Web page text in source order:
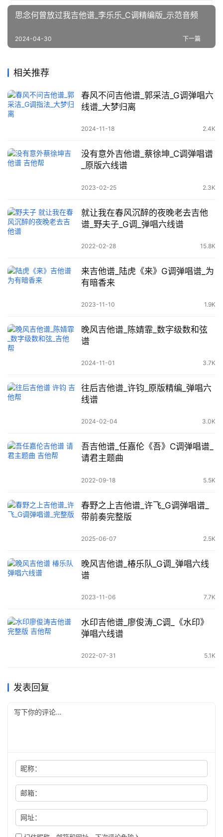
思念何曾放过我吉他谱_李乐乐_C调精编版_示范音频
下一篇
2024-04-30
相关推荐
春风不问吉他谱_郭采洁_G调弹唱六
线谱_大梦归离
2024-11-18 2.4K
没有意外吉他谱_蔡徐坤_C调弹唱谱
_原版六线谱
2023-02-25 2.3K
就让我在春风沉醉的夜晚老去吉他
谱_野夫子_G调_弹唱六线谱
2022-02-28 15.8K
来吉他谱_陆虎《来》G调弹唱谱_为
有暗香来
2023-11-10 1.9K
晚风吉他谱_陈婧霏_数字级数和弦
谱
2024-11-01 3.7K
往后吉他谱_许钧_原版精编_弹唱六
线谱
2024-02-04 3.0K
吾吉他谱_任嘉伦《吾》C调弹唱谱_
请君主题曲
2022-09-18 5.5K
春野之上吉他谱_许飞_G调弹唱谱_
带前奏完整版
2025-06-07 2.5K
晚风吉他谱_椿乐队_G调_弹唱六线
谱
2023-11-06 7.7K
水印吉他谱_廖俊涛_C调_《水印》
弹唱六线谱
2022-07-31 5.1K
发表回复
昵称：
邮箱：
网址：